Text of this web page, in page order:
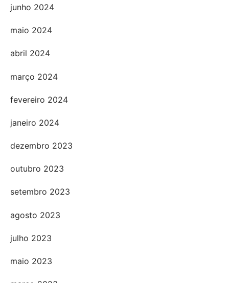
junho 2024
maio 2024
abril 2024
março 2024
fevereiro 2024
janeiro 2024
dezembro 2023
outubro 2023
setembro 2023
agosto 2023
julho 2023
maio 2023